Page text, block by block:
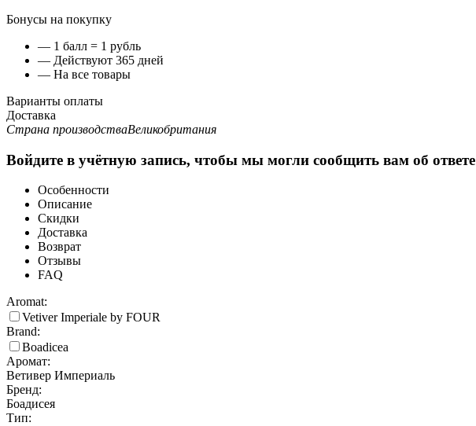
Бонусы на покупку
— 1 балл = 1 рубль
— Действуют 365 дней
— На все товары
Варианты оплаты
Доставка
Страна производстваВеликобритания
Войдите в учётную запись, чтобы мы могли сообщить вам об ответе
Особенности
Описание
Скидки
Доставка
Возврат
Отзывы
FAQ
Aromat:
Vetiver Imperiale by FOUR
Brand:
Boadicea
Аромат:
Ветивер Империаль
Бренд:
Боадисея
Тип: